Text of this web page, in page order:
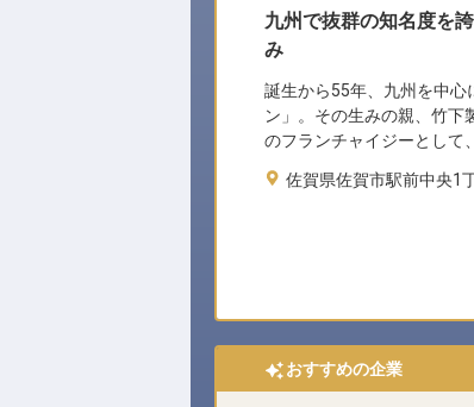
九州で抜群の知名度を
み
誕生から55年、九州を中心
ン」。その生みの親、竹下
のフランチャイジーとして
佐賀県佐賀市駅前中央1
おすすめの企業